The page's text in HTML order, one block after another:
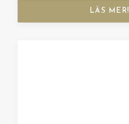
LÄS MER!